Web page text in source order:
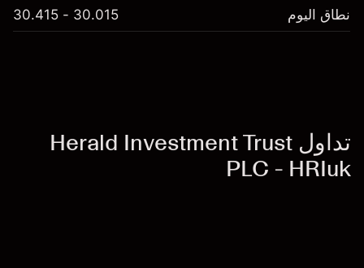
نطاق اليوم 30.015 - 30.415
تداول Herald Investment Trust
PLC - HRIuk